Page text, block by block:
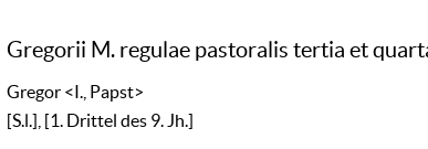
Gregorii M. regulae pastoralis tertia et
Gregor <I., Papst>
[S.l.], [1. Drittel des 9. Jh.]